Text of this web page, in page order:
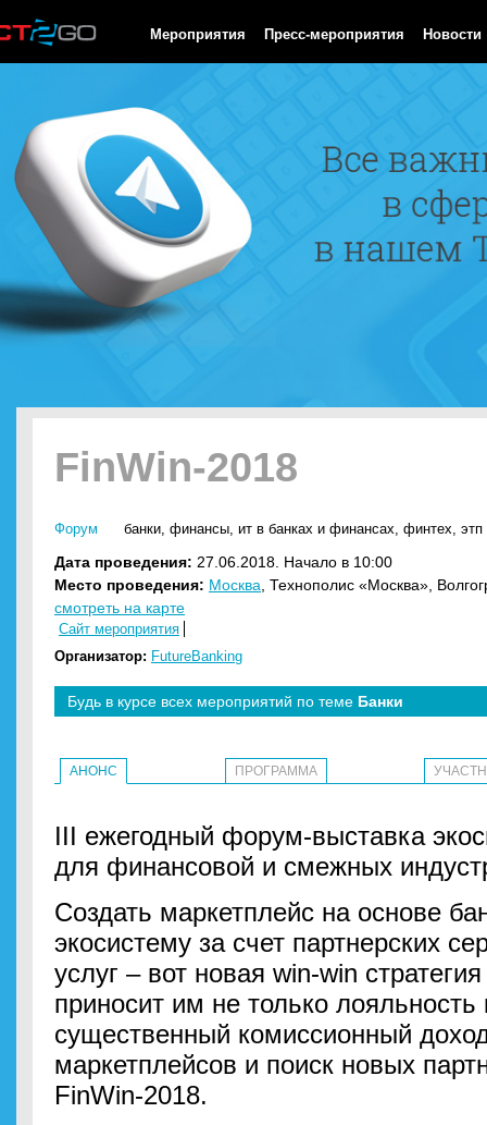
Мероприятия Пресс-мероприятия Новости
FinWin-2018
Форум банки, финансы, ит в банках и финансах, финтех,
Дата проведения: 27.06.2018. Начало в 10:00
Место проведения: Москва , Технополис «Москва»,
смотреть на карте
Сайт мероприятия
Организатор: FutureBanking
Будь в курсе всех мероприятий по теме Банки
АНОНС ПРОГРАММА
III ежегодный форум-выставка
для финансовой и смежных
Создать маркетплейс на основе
экосистему за счет партнерских
услуг – вот новая win-win
приносит им не только лояльность
существенный комиссионный
маркетплейсов и поиск новых
FinWin-2018.